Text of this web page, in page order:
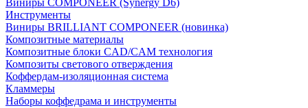
Виниры COMPONEER (Synergy D6)
Инструменты
Виниры BRILLIANT COMPONEER (новинка)
Композитные материалы
Композитные блоки CAD/СAM технология
Композиты светового отверждения
Коффердам-изоляционная система
Кламмеры
Наборы коффедрама и инструменты